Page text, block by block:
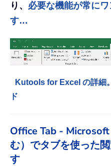
り、 必要な機能が常に
す…
Kutools for Excel の詳細
ド
Office Tab -
む）でタブを使った
す